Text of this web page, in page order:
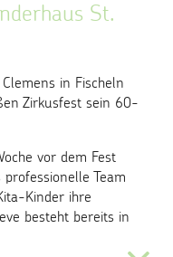
St.
in Fischeln
Zirkusfest sein 60-
vor dem Fest
Team
Kinder ihre
besteht bereits in